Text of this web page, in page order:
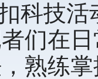
科技
们在
熟练